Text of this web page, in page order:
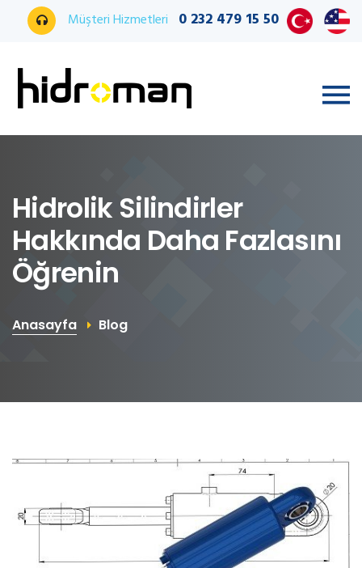
Müşteri Hizmetleri 0 232 479 15 50
Hidrolik Silindirler
Hakkında Daha Fazlasını
Öğrenin
Anasayfa Blog